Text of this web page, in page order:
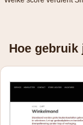
Hoe gebruik